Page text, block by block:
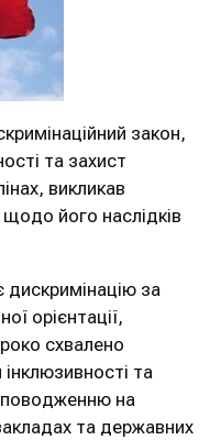
закон,
та захист
викликав
його наслідків
за
орієнтації,
схвалено
та
поводженню на
та державних